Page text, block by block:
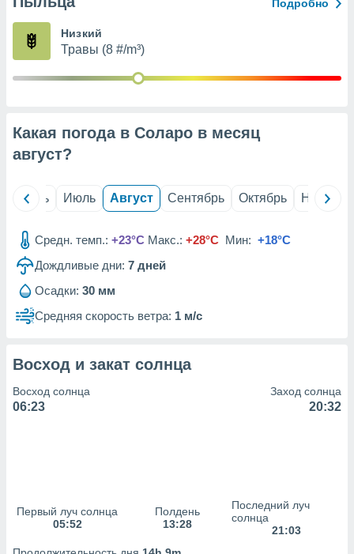
из
рекламы
сведения
Подробно
Низкий
Травы (8 #/m³)
Какая погода в Соларо в месяц
август?
Июнь Июль Август Сентябрь Октябрь Ноябрь
Средн. темп.: +23°C Макс.: +28°C Мин: +18°C
Дождливые дни: 7 дней
Осадки: 30 мм
Средняя скорость ветра: 1 м/с
Восход и закат солнца
Восход солнца
06:23
Заход солнца
20:32
Первый луч солнца
05:52
Полдень
13:28
Последний луч
солнца
21:03